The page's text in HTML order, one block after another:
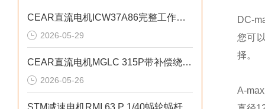
CEAR直流电机ICW37A86完整工作流程
2026-05-29
CEAR直流电机MGLC 315P带补偿绕组特性
2026-05-26
STM减速电机RMI 63 P 1/40蜗轮蜗杆结构配置
DC-
您可
择。
A-